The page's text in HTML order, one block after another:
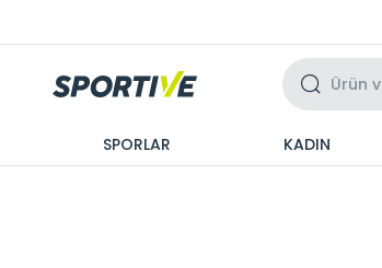
SPORLAR KADIN